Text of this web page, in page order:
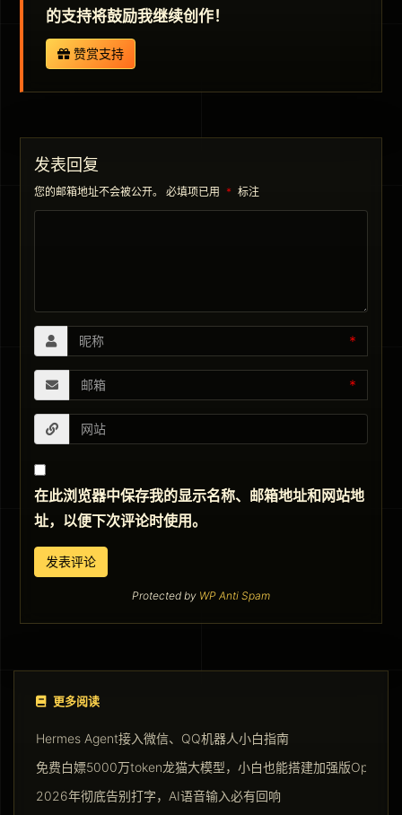
的支持将鼓励我继续创作！
赞赏支持
发表回复
您的邮箱地址不会被公开。 必填项已用 * 标注
*
*
在此浏览器中保存我的显示名称、邮箱地址和网站地
址，以便下次评论时使用。
Protected by WP Anti Spam
更多阅读
Hermes Agent接入微信、QQ机器人小白指南
免费白嫖5000万token龙猫大模型，小白也能搭建加强版
2026年彻底告别打字，AI语音输入必有回响